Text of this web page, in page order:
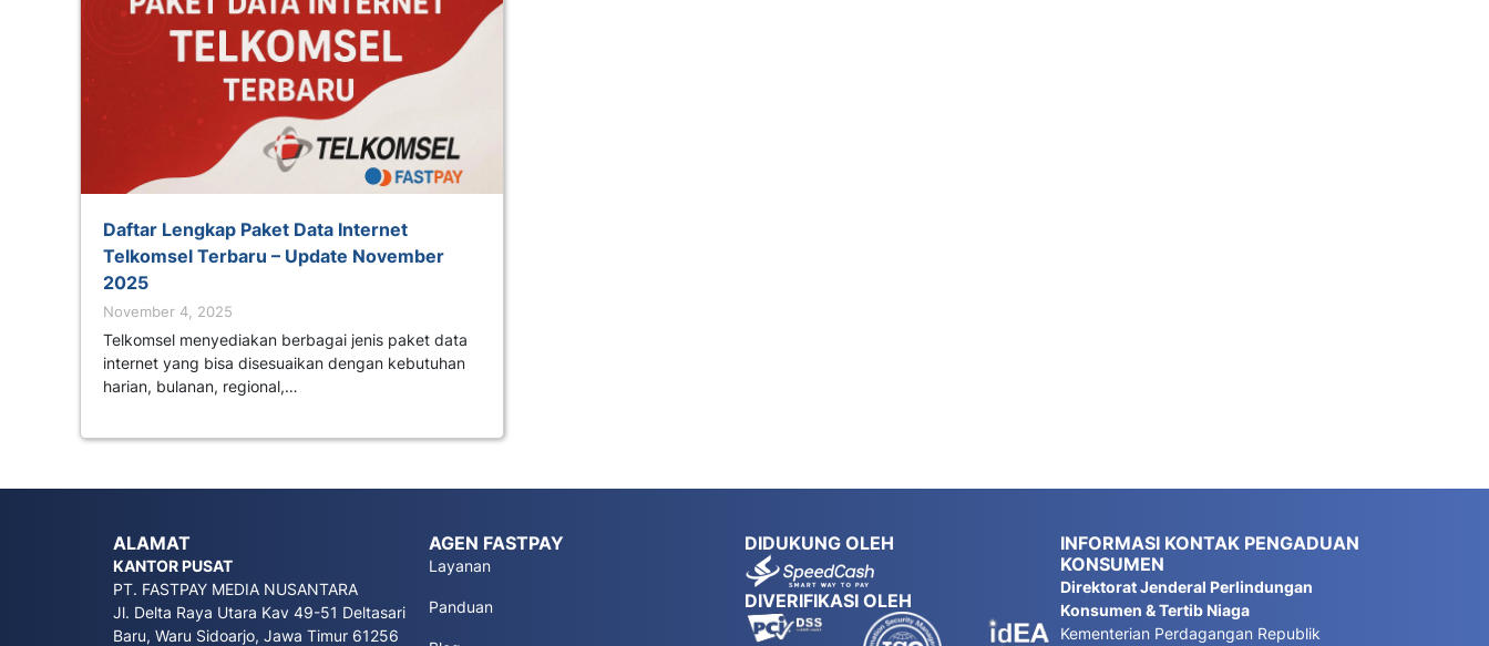
Daftar Lengkap Paket Data Internet
Telkomsel Terbaru – Update November
2025
November 4, 2025
Telkomsel menyediakan berbagai jenis paket data
internet yang bisa disesuaikan dengan kebutuhan
harian, bulanan, regional,…
ALAMAT
KANTOR PUSAT
PT. FASTPAY MEDIA NUSANTARA
Jl. Delta Raya Utara Kav 49-51 Deltasari
Baru, Waru Sidoarjo, Jawa Timur 61256
AGEN FASTPAY
Layanan
Panduan
DIDUKUNG OLEH
DIVERIFIKASI OLEH
INFORMASI KONTAK PENGADUAN
KONSUMEN
Direktorat Jenderal Perlindungan
Konsumen & Tertib Niaga
Kementerian Perdagangan Republik